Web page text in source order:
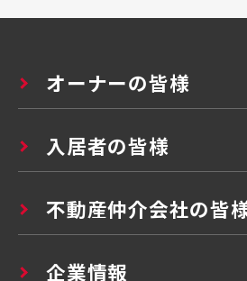
オーナーの皆様
入居者の皆様
不動産仲介会社の皆
企業情報